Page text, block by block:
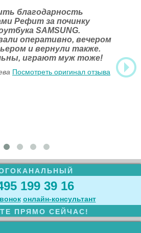
благодарность
Рефит за починку
SAMSUNG.
оперативно, вечером
и вернули также.
играют муж тоже!
Посмотреть оригинал отзыва
199 39 16
онлайн‑консультант
ПРЯМО СЕЙЧАС!